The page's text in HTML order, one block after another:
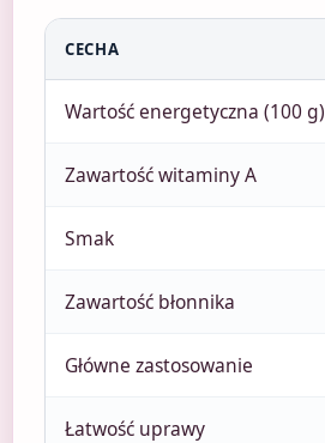
CECHA
Wartość energetyczna (100 g)
Zawartość witaminy A
Smak
Zawartość błonnika
Główne zastosowanie
Łatwość uprawy